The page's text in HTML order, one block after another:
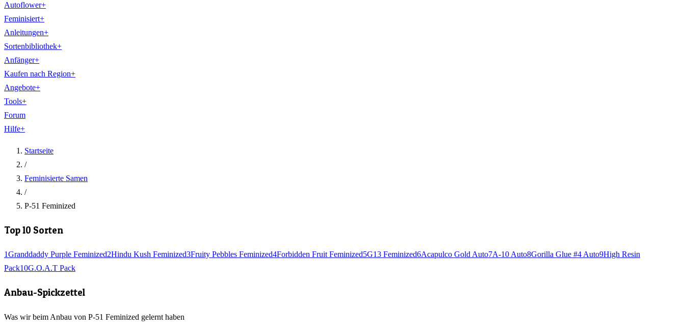
Autoflower+
Feminisiert+
Anleitungen+
Sortenbibliothek+
Anfänger+
Kaufen nach Region+
Angebote+
Tools+
Forum
Hilfe+
Startseite
/
Feminisierte Samen
/
P-51 Feminized
Top 10 Sorten
1Granddaddy Purple Feminized2Hindu Kush Feminized3Fruity Pebbles Feminized4Forbidden Fruit Feminized5G13 Feminized6Acapulco Gold Auto7A-10 Auto8Gorilla Glue #4 Auto9High Resin
Pack10G.O.A.T Pack
Anbau-Spickzettel
Was wir beim Anbau von P-51 Feminized gelernt haben